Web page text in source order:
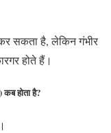
सकता है, लेकिन गंभीर
होते हैं।
होता है?